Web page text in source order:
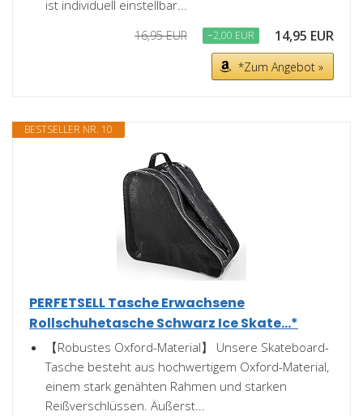
ist individuell einstellbar...
16,95 EUR −2,00 EUR 14,95 EUR
*Zum Angebot »
BESTSELLER NR. 10
PERFETSELL Tasche Erwachsene
Rollschuhetasche Schwarz Ice Skate...*
【Robustes Oxford-Material】 Unsere Skateboard-
Tasche besteht aus hochwertigem Oxford-Material,
einem stark genähten Rahmen und starken
Reißverschlüssen. Äußerst...